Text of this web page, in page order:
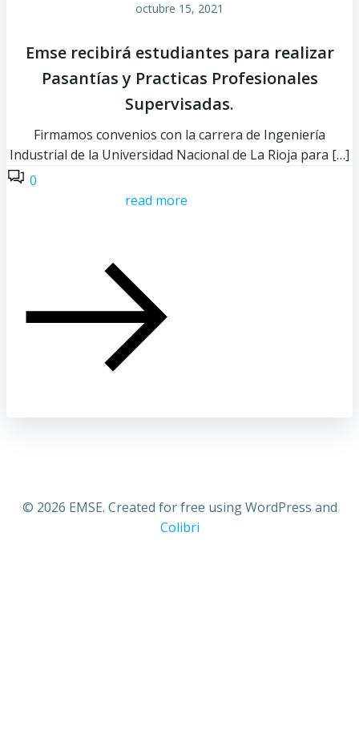
octubre 15, 2021
Emse recibirá estudiantes para realizar
Pasantías y Practicas Profesionales
Supervisadas.
Firmamos convenios con la carrera de Ingeniería
Industrial de la Universidad Nacional de La Rioja para […]
0
read more
© 2026 EMSE. Created for free using WordPress and
Colibri